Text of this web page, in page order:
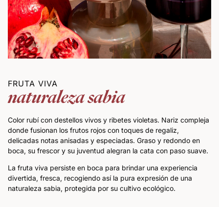
FRUTA VIVA
naturaleza sabia
Color rubí con destellos vivos y ribetes violetas. Nariz compleja
donde fusionan los frutos rojos con toques de regaliz,
delicadas notas anisadas y especiadas. Graso y redondo en
boca, su frescor y su juventud alegran la cata con paso suave.
La fruta viva persiste en boca para brindar una experiencia
divertida, fresca, recogiendo así la pura expresión de una
naturaleza sabia, protegida por su cultivo ecológico.